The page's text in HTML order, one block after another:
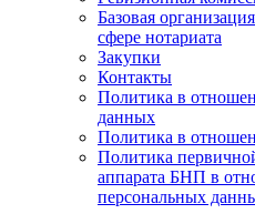
Базовая
сфере нотариата
Закупки
Контакты
Политика в
данных
Политика в
Политика
аппарата БНП в
персональных